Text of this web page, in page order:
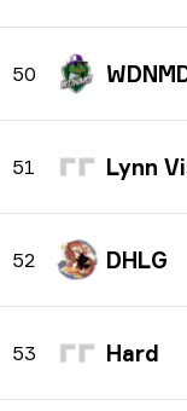
50
51 Lynn
52 DHLG
53 Hard